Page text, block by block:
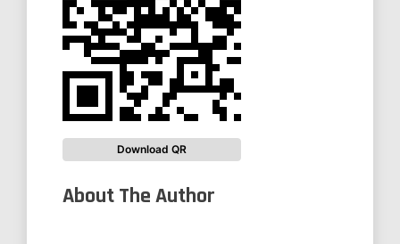
Download QR
About The Author